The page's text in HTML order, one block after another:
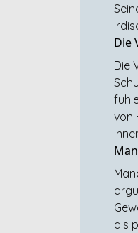
Die
Die
von
als